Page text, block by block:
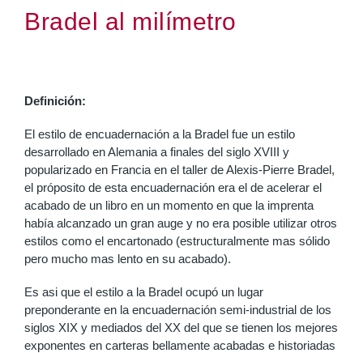
Bradel al milímetro
Definición:
El estilo de encuadernación a la Bradel fue un estilo
desarrollado en Alemania a finales del siglo XVIII y
popularizado en Francia en el taller de Alexis-Pierre Bradel,
el próposito de esta encuadernación era el de acelerar el
acabado de un libro en un momento en que la imprenta
había alcanzado un gran auge y no era posible utilizar otros
estilos como el encartonado (estructuralmente mas sólido
pero mucho mas lento en su acabado).
Es asi que el estilo a la Bradel ocupó un lugar
preponderante en la encuadernación semi-industrial de los
siglos XIX y mediados del XX del que se tienen los mejores
exponentes en carteras bellamente acabadas e historiadas